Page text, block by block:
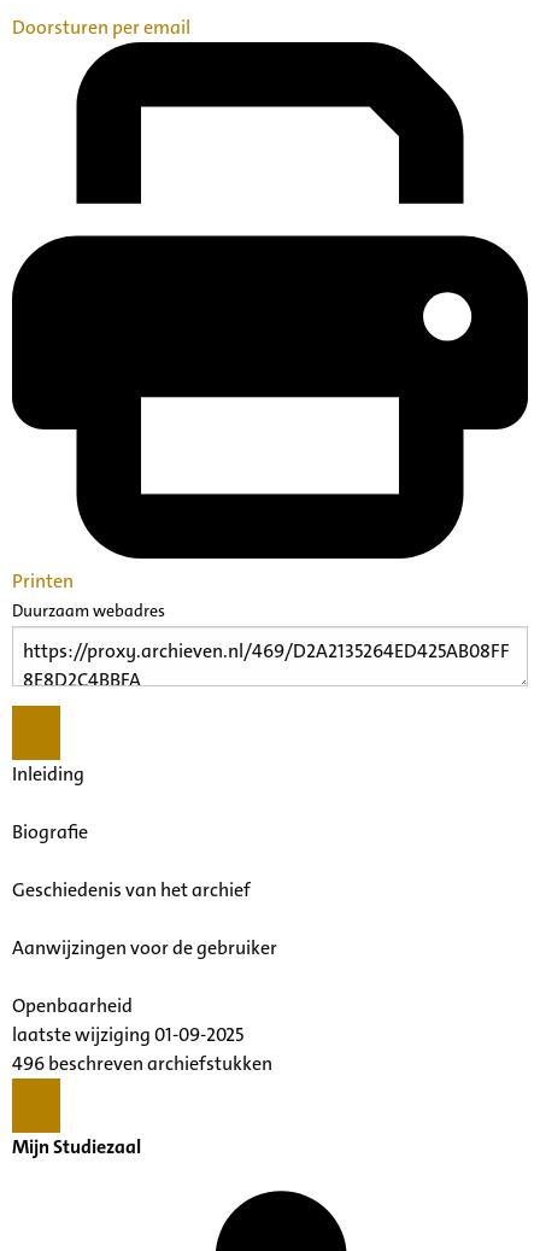
Doorsturen per email
Printen
Duurzaam webadres
Inleiding
Biografie
Geschiedenis van het archief
Aanwijzingen voor de gebruiker
Openbaarheid
laatste wijziging 01-09-2025
496 beschreven archiefstukken
Mijn Studiezaal